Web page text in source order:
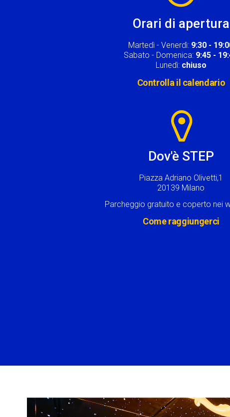
Orari di apertura
Martedì - Venerdì: 9:30 -
Sabato - Domenica: 9:45 -
Lunedì: chiuso
Controlla il calendario
Dov'è STEP
Piazza Adriano Olivetti,1
20139 Milano
Parcheggio gratuito e coperto nei
Come raggiungerci